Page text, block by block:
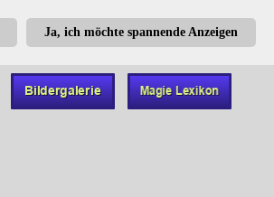
Ja, ich möchte spannende Anzeigen